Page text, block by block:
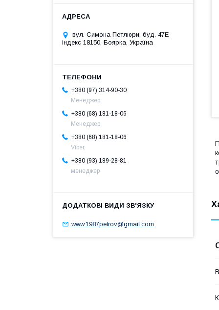
вул. Симона Петлюри, буд. 47Е
індекс 18150, Боярка, Україна
+380 (97) 314-90-30
Менеджер
+380 (68) 181-18-06
Менеджер
+380 (68) 181-18-06
Viber,
+380 (93) 189-28-81
менеджер
www.1987petrov@gmail.com